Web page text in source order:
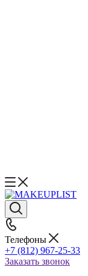
Телефоны
+7 (812) 967-25-33
Заказать звонок